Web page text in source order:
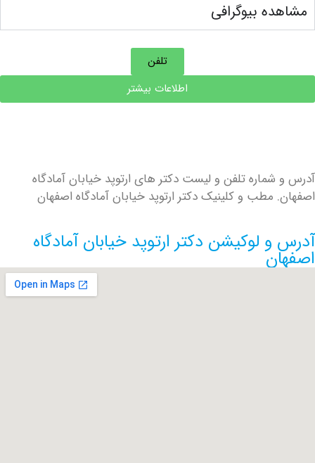
بیوگرافی
اطلاعات بیشتر
تلفن و لیست دکتر های ارتوپد خیابان آمادگاه
و کلینیک دکتر ارتوپد خیابان آمادگاه اصفهان
لوکیشن دکتر ارتوپد خیابان آمادگاه